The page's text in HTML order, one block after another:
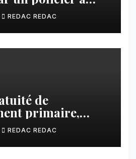
tension monte
REDAC REDAC
de
primaire,
du Président
réaffirmée
du
REDAC REDAC